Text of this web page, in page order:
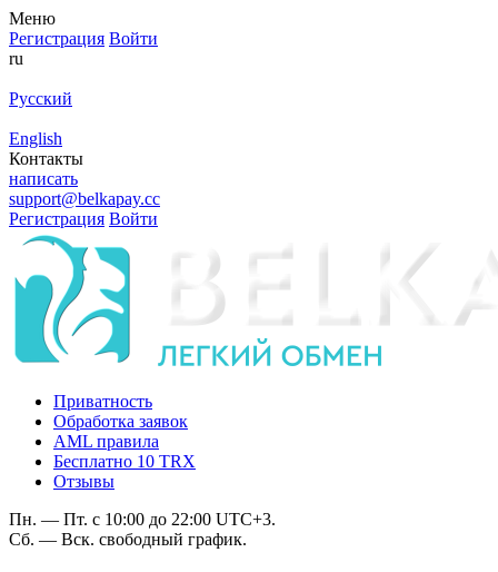
Меню
Регистрация Войти
ru
Русский
English
Контакты
написать
support@belkapay.cc
Регистрация Войти
Приватность
Обработка заявок
AML правила
Бесплатно 10 TRX
Отзывы
Пн. — Пт. с 10:00 до 22:00 UTC+3.
Сб. — Вск. свободный график.